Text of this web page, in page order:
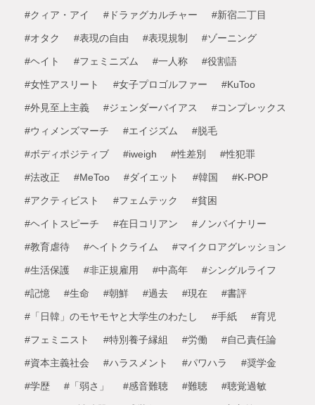
#クィア・アイ #ドラァグカルチャー #新宿二丁目
#オタク #表現の自由 #表現規制 #ゾーニング
#ヘイト #フェミニズム #一人称 #役割語
#女性アスリート #女子プロゴルファー #KuToo
#外見至上主義 #ジェンダーバイアス #コンプレックス
#ウィメンズマーチ #エイジズム #脱毛
#ボディポジティブ #iweigh #性差別 #性犯罪
#法改正 #MeToo #ダイエット #韓国 #K-POP
#アクティビスト #フェムテック #貧困
#ヘイトスピーチ #在日コリアン #ノンバイナリー
#教育虐待 #ヘイトクライム #マイクロアグレッション
#生活保護 #非正規雇用 #中高年 #シングルライフ
#記憶 #生命 #朝鮮 #過去 #現在 #書評
#「日韓」のモヤモヤと大学生のわたし #手紙 #育児
#フェミニスト #特別養子縁組 #労働 #自己責任論
#資本主義社会 #ハラスメント #パワハラ #奨学金
#学歴 #「弱さ」 #感音難聴 #難聴 #聴覚過敏